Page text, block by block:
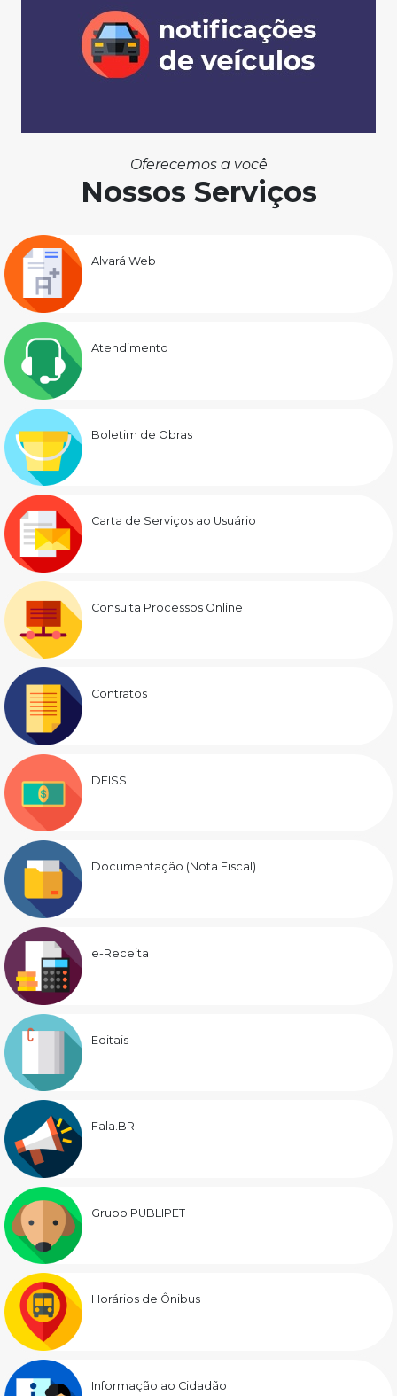
Oferecemos a você
Nossos Serviços
Alvará Web
Atendimento
Boletim de Obras
Carta de Serviços ao Usuário
Consulta Processos Online
Contratos
DEISS
Documentação (Nota Fiscal)
e-Receita
Editais
Fala.BR
Grupo PUBLIPET
Horários de Ônibus
Informação ao Cidadão